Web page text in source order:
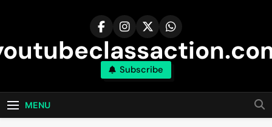
Subscribe
MENU